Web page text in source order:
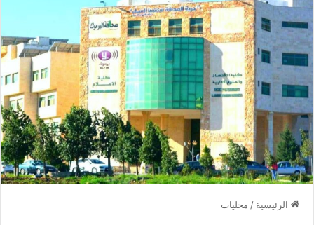
الرئيسية / محليات